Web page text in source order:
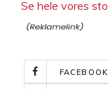
Se hele vores
FACEBOOK